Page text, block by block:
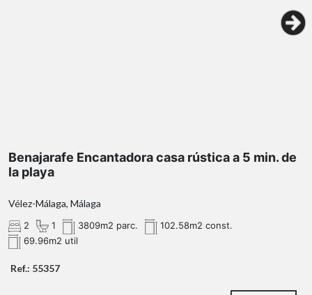
coqueto porche
Benajarafe Encantadora casa rústica a 5 min. de
la playa
Vélez-Málaga, Málaga
2 1 3809m2 parc.
102.58m2 const.
69.96m2 util
Ref.: 55357